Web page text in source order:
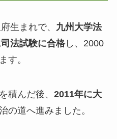
生まれで、 九州大学法
法試験に合格し、2000
す。
積んだ後、 2011年に大
の道へ進みました。